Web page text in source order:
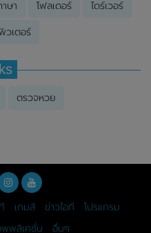
ษา โฟลเดอร์ ไดร์เวอร์
วเตอร์
ตรวจหวย
เกมส์ ข่าวไอที
โปรแกรม
พพลิเคชั่น อื่นๆ